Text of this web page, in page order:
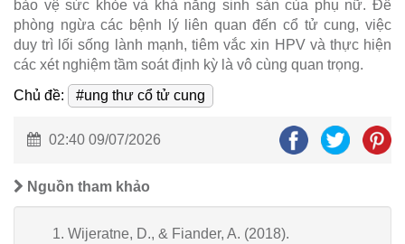
bảo vệ sức khỏe và khả năng sinh sản của phụ nữ. Để
phòng ngừa các bệnh lý liên quan đến cổ tử cung, việc
duy trì lối sống lành mạnh, tiêm vắc xin HPV và thực hiện
các xét nghiệm tầm soát định kỳ là vô cùng quan trọng.
Chủ đề:
#ung thư cổ tử cung
02:40 09/07/2026
Nguồn tham khảo
Wijeratne, D., & Fiander, A. (2018).